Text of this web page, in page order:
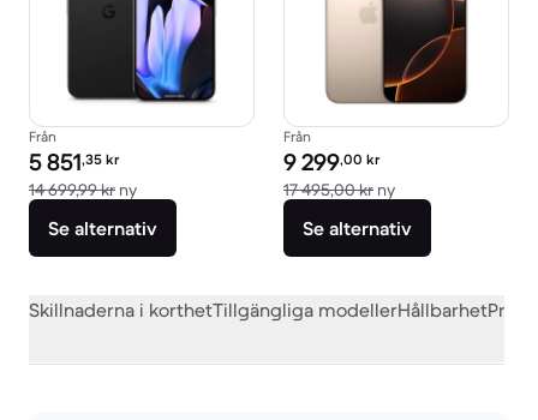
Från
Pris för rekonditionerad produkt:
5 851,35 kr
14 699,99 kr nyJämfört med nypris 14 699,99 kr
Se alternativ
Från
Pris för rekonditionerad produkt:
9 299,00 kr
17 495,00 kr nyJämfört med
Se alternativ
Skillnaderna i korthetTillgängliga modellerHållbarhet